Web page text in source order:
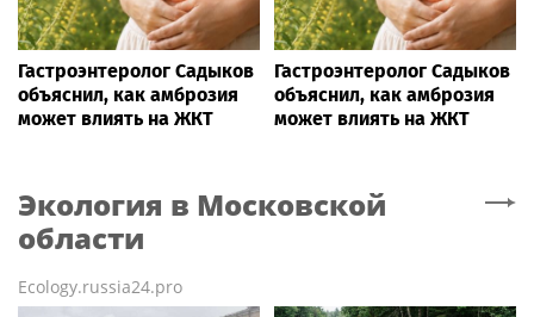
Гастроэнтеролог Садыков
объяснил, как амброзия
может влиять на ЖКТ
Гастроэнтеролог Садыков
объяснил, как амброзия
может влиять на ЖКТ
Экология в Московской
области
Ecology.russia24.pro